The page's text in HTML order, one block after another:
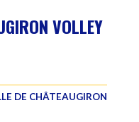
VOLLEY
DE CHÂTEAUGIRON